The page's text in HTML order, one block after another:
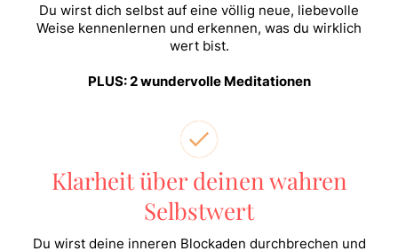
Du wirst dich selbst auf eine völlig neue, liebevolle
Weise kennenlernen und erkennen, was du wirklich
wert bist.
PLUS: 2 wundervolle Meditationen
Klarheit über deinen wahren
Selbstwert
Du wirst deine inneren Blockaden durchbrechen und